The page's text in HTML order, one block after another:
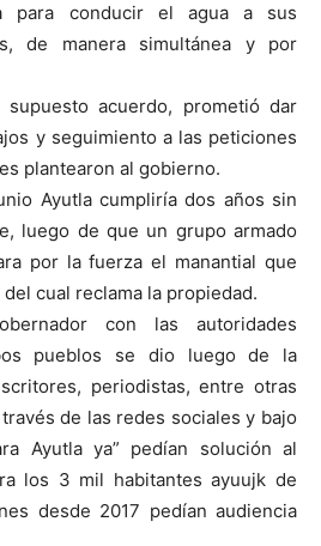
para conducir el agua a sus
de manera simultánea y por
acuerdo, prometió dar
y seguimiento a las peticiones
plantearon al gobierno.
Ayutla cumpliría dos años sin
luego de que un grupo armado
por la fuerza el manantial que
cual reclama la propiedad.
con las autoridades
pueblos se dio luego de la
periodistas, entre otras
de las redes sociales y bajo
Ayutla ya” pedían solución al
los 3 mil habitantes ayuujk de
desde 2017 pedían audiencia